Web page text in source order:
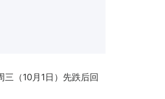
（10月1日）先跌后回